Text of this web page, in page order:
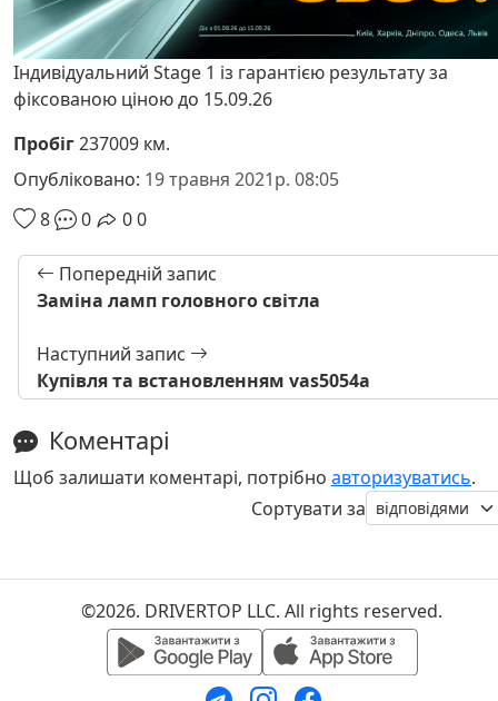
Індивідуальний Stage 1 із гарантією результату за
фіксованою ціною до 15.09.26
Пробіг237009 км.
Опубліковано: 19 травня 2021р. 08:05
8
0 00
Попередній запис
Заміна ламп головного світла
Наступний запис
Купівля та встановленням vas5054a
Коментарі
Щоб залишати коментарі, потрібно авторизуватись.
Сортувати за
©2026. DRIVERTOP LLC. All rights reserved.